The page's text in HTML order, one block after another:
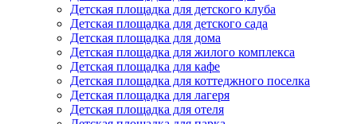
Детская площадка для детского клуба
Детская площадка для детского сада
Детская площадка для дома
Детская площадка для жилого комплекса
Детская площадка для кафе
Детская площадка для коттеджного поселка
Детская площадка для лагеря
Детская площадка для отеля